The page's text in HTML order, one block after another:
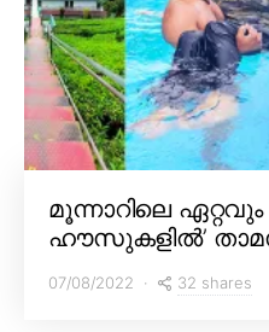
മൂന്നാറിലെ ഏറ്റവും
ഹൗസുകളിൽ’
07/08/2022 32 shares